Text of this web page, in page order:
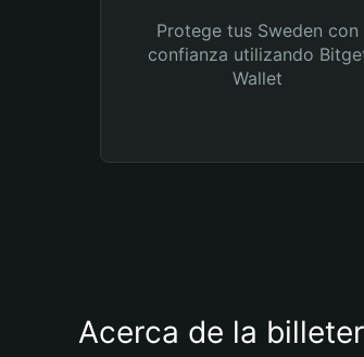
Protege tus Sweden con
confianza utilizando
Wallet
Acerca de la